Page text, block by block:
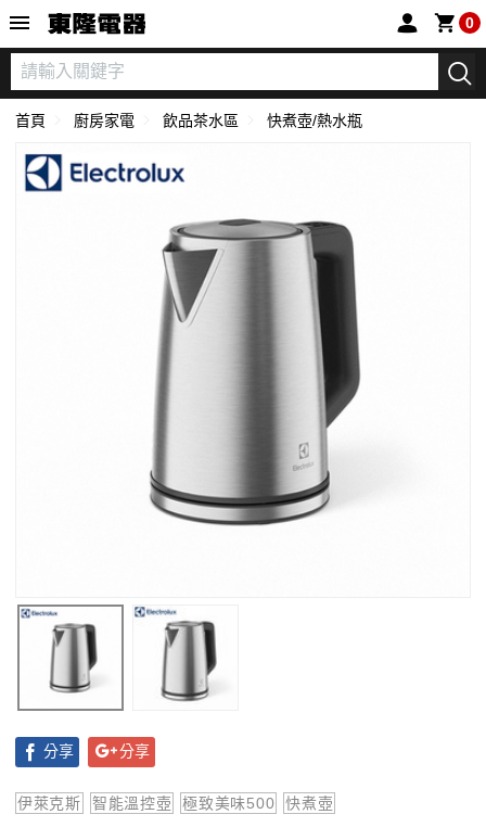
0
首頁 廚房家電 飲品茶水區 快煮壺/熱水瓶
分享 分享
伊萊克斯 智能溫控壺 極致美味500
快煮壺